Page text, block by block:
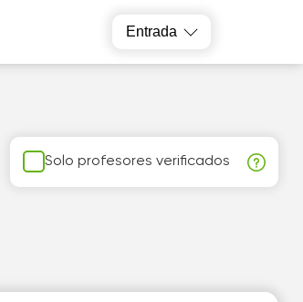
Entrada
Solo profesores verificados